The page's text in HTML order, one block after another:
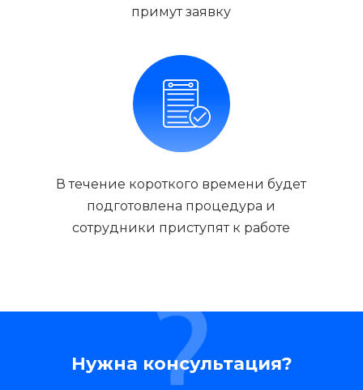
примут заявку
В течение короткого времени будет
подготовлена процедура и
сотрудники приступят к работе
Нужна консультация?